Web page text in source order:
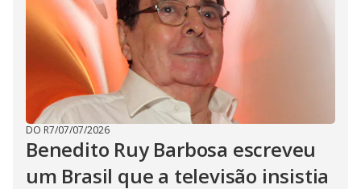
DO R7/07/07/2026
Benedito Ruy Barbosa escreveu
um Brasil que a televisão insistia